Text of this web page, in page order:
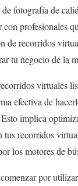
fotografía de
profesionales
de recorridos
tu negocio de la
virtuales
efectiva de
implica
tus recorridos
los motores de
por